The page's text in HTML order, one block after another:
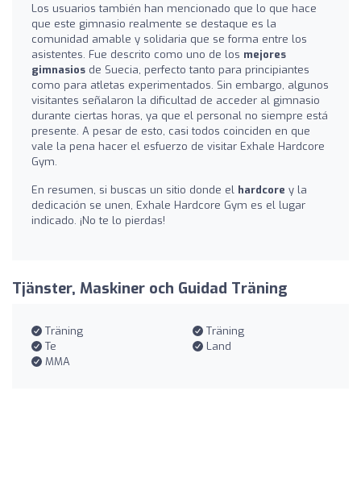
Los usuarios también han mencionado que lo que hace
que este gimnasio realmente se destaque es la
comunidad amable y solidaria que se forma entre los
asistentes. Fue descrito como uno de los mejores
gimnasios de Suecia, perfecto tanto para principiantes
como para atletas experimentados. Sin embargo, algunos
visitantes señalaron la dificultad de acceder al gimnasio
durante ciertas horas, ya que el personal no siempre está
presente. A pesar de esto, casi todos coinciden en que
vale la pena hacer el esfuerzo de visitar Exhale Hardcore
Gym.
En resumen, si buscas un sitio donde el hardcore y la
dedicación se unen, Exhale Hardcore Gym es el lugar
indicado. ¡No te lo pierdas!
Tjänster, Maskiner och Guidad Träning
Träning
Träning
Te
Land
MMA